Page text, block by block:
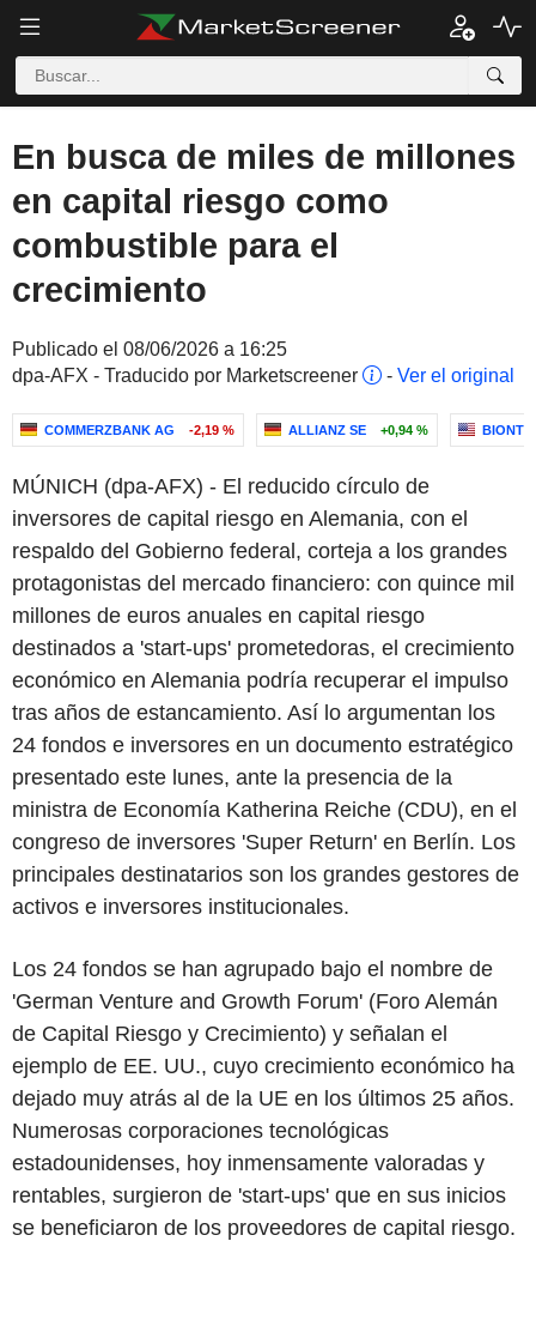
En busca de miles de millones
en capital riesgo como
combustible para el
crecimiento
Publicado el 08/06/2026 a 16:25
dpa-AFX - Traducido por Marketscreener
- Ver el original
COMMERZBANK AG -2,19 % ALLIANZ SE +0,94 %
MÚNICH (dpa-AFX) - El reducido círculo de
inversores de capital riesgo en Alemania, con el
respaldo del Gobierno federal, corteja a los grandes
protagonistas del mercado financiero: con quince mil
millones de euros anuales en capital riesgo
destinados a 'start-ups' prometedoras, el crecimiento
económico en Alemania podría recuperar el impulso
tras años de estancamiento. Así lo argumentan los
24 fondos e inversores en un documento estratégico
presentado este lunes, ante la presencia de la
ministra de Economía Katherina Reiche (CDU), en el
congreso de inversores 'Super Return' en Berlín. Los
principales destinatarios son los grandes gestores de
activos e inversores institucionales.
Los 24 fondos se han agrupado bajo el nombre de
'German Venture and Growth Forum' (Foro Alemán
de Capital Riesgo y Crecimiento) y señalan el
ejemplo de EE. UU., cuyo crecimiento económico ha
dejado muy atrás al de la UE en los últimos 25 años.
Numerosas corporaciones tecnológicas
estadounidenses, hoy inmensamente valoradas y
rentables, surgieron de 'start-ups' que en sus inicios
se beneficiaron de los proveedores de capital riesgo.